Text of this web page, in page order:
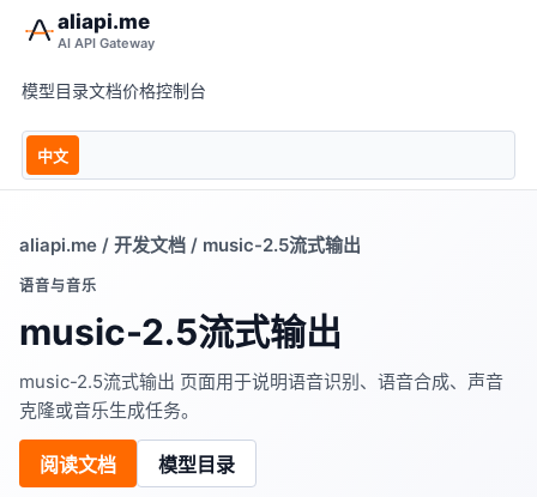
aliapi.me
AI API Gateway
模型目录文档价格控制台
中文
aliapi.me / 开发文档 / music-2.5流式输出
语音与音乐
music-2.5流式输出
music-2.5流式输出 页面用于说明语音识别、语音合成、声音
克隆或音乐生成任务。
阅读文档 模型目录